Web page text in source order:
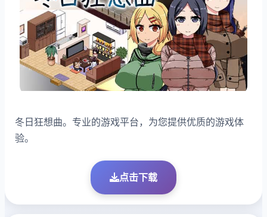
冬日狂想曲。专业的游戏平台，为您提供优质的游戏体
验。
点击下载